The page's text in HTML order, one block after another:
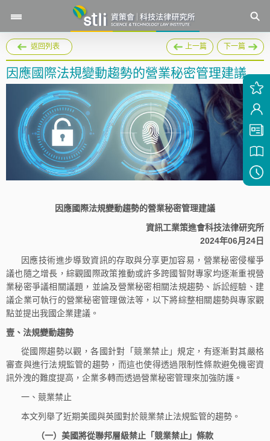
返回列表 上一篇 下一篇
因應國際法規變動趨勢的營業秘密管理建議
因應國際法規變動趨勢的營業秘密管理建議
資訊工業策進會科技法律研究所
2024年06月24日
因應技術進步導致資訊的存取與分享更加容易，營業秘密侵權爭
議也隨之增長，綜觀國際政策推動或許多跨國智財專家均逐漸重視營
業秘密爭議相關議題，並論及營業秘密相關法規趨勢、訴訟經驗、建
議企業可執行的營業秘密管理做法等，以下將綜整相關趨勢與專家觀
點並提出我國企業建議。
壹、法規變動趨勢
從國際趨勢以觀，各國針對「競業禁止」規定，有逐漸對其嚴格
審查與進行法規監管的趨勢，而這也使得透過限制性條款避免機密資
訊外洩的難度提高，企業多轉而透過營業秘密管理來加強防護。
一、競業禁止
本文列舉了近期美國與英國對於競業禁止法規監管的趨勢。
（一）美國將從聯邦層級禁止「競業禁止」條款